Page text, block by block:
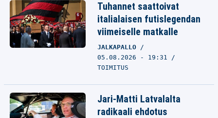
Tuhannet saattoivat
italialaisen futislegendan
viimeiselle matkalle
JALKAPALLO
05.08.2026 - 19:31
TOIMITUS
Jari-Matti Latvalalta
radikaali ehdotus